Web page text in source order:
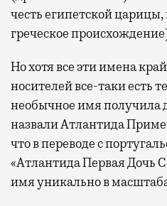
честь египетской
греческое
Но хотя все эти имена
носителей все-таки есть
необычное имя получила
назвали Атлантида
что в переводе с
«Атлантида Первая Дочь
имя уникально в